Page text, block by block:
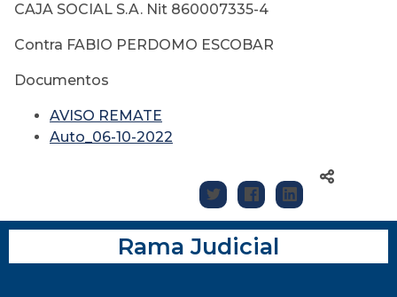
CAJA SOCIAL S.A. Nit 860007335-4
Contra FABIO PERDOMO ESCOBAR
Documentos
AVISO REMATE
Auto_06-10-2022
Rama Judicial